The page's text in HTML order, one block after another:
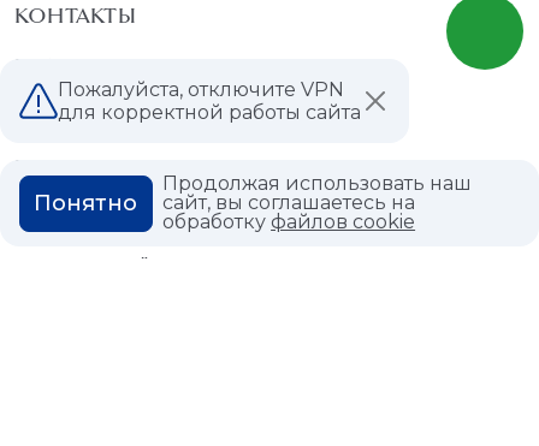
КОНТАКТЫ
МАГАЗИНЫ
ДИЛЕРАМ
ВАКАНСИИ
ВОПРОС ОТВЕТ
ГЛОССАРИЙ
Пожалуйста, отключите VPN
для корректной работы сайта
Продолжая использовать наш
сайт, вы соглашаетесь на
обработкуфайлов cookie
Понятно